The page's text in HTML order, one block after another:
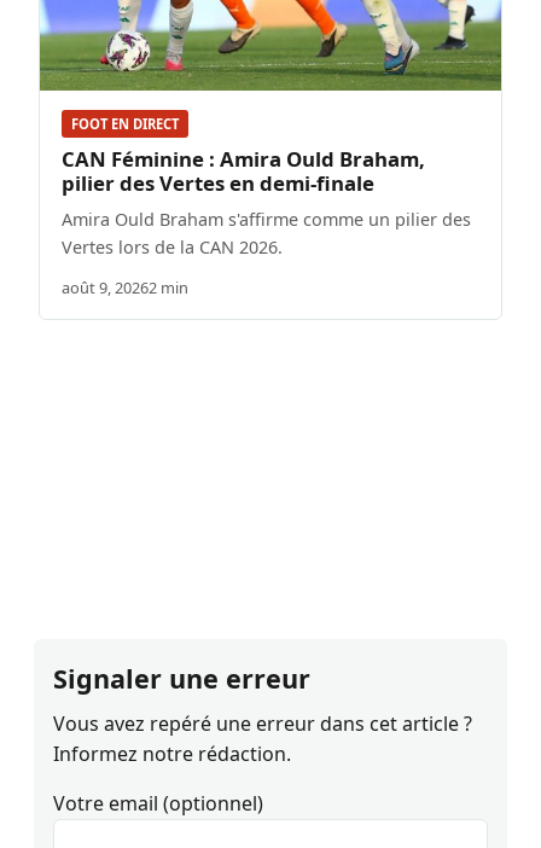
FOOT EN DIRECT
CAN Féminine : Amira Ould Braham,
pilier des Vertes en demi-finale
Amira Ould Braham s'affirme comme un pilier des
Vertes lors de la CAN 2026.
août 9, 20262 min
Signaler une erreur
Vous avez repéré une erreur dans cet article ?
Informez notre rédaction.
Votre email (optionnel)